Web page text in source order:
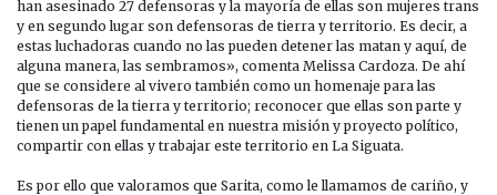
han asesinado 27 defensoras y la mayoría de ellas son mujeres trans
y en segundo lugar son defensoras de tierra y territorio. Es decir, a
estas luchadoras cuando no las pueden detener las matan y aquí, de
alguna manera, las sembramos», comenta Melissa Cardoza. De ahí
que se considere al vivero también como un homenaje para las
defensoras de la tierra y territorio; reconocer que ellas son parte y
tienen un papel fundamental en nuestra misión y proyecto político,
compartir con ellas y trabajar este territorio en La Siguata.
Es por ello que valoramos que Sarita, como le llamamos de cariño, y